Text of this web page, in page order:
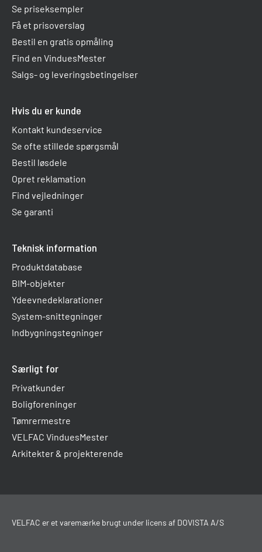
Se priseksempler
Få et prisoverslag
Bestil en gratis opmåling
Find en VinduesMester
Salgs- og leveringsbetingelser
Hvis du er kunde
Kontakt kundeservice
Se ofte stillede spørgsmål
Bestil løsdele
Opret reklamation
Find vejledninger
Se garanti
Teknisk information
Produktdatabase
BIM-objekter
Ydeevnedeklarationer
System-snittegninger
Indbygningstegninger
Særligt for
Privatkunder
Boligforeninger
Tømrermestre
VELFAC VinduesMester
Arkitekter & projekterende
VELFAC er et varemærke brugt under licens af DOVISTA A/S